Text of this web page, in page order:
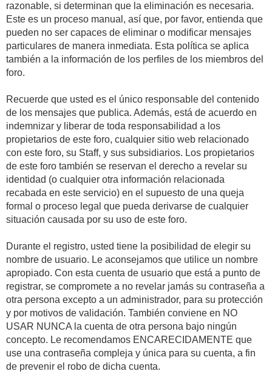
razonable, si determinan que la eliminación es necesaria.
Este es un proceso manual, así que, por favor, entienda que
pueden no ser capaces de eliminar o modificar mensajes
particulares de manera inmediata. Esta política se aplica
también a la información de los perfiles de los miembros del
foro.
Recuerde que usted es el único responsable del contenido
de los mensajes que publica. Además, está de acuerdo en
indemnizar y liberar de toda responsabilidad a los
propietarios de este foro, cualquier sitio web relacionado
con este foro, su Staff, y sus subsidiarios. Los propietarios
de este foro también se reservan el derecho a revelar su
identidad (o cualquier otra información relacionada
recabada en este servicio) en el supuesto de una queja
formal o proceso legal que pueda derivarse de cualquier
situación causada por su uso de este foro.
Durante el registro, usted tiene la posibilidad de elegir su
nombre de usuario. Le aconsejamos que utilice un nombre
apropiado. Con esta cuenta de usuario que está a punto de
registrar, se compromete a no revelar jamás su contraseña a
otra persona excepto a un administrador, para su protección
y por motivos de validación. También conviene en NO
USAR NUNCA la cuenta de otra persona bajo ningún
concepto. Le recomendamos ENCARECIDAMENTE que
use una contraseña compleja y única para su cuenta, a fin
de prevenir el robo de dicha cuenta.